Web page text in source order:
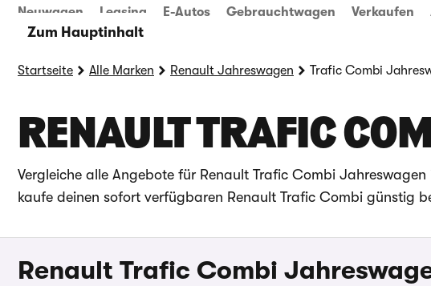
Zum Hauptinhalt
Neuwagen Leasing E-Autos Gebrauchtwagen Verkaufen
Startseite Alle Marken Renault Jahreswagen Trafic Combi
RENAULT TRAFIC
Vergleiche alle Angebote für Renault Trafic Combi
kaufe deinen sofort verfügbaren Renault Trafic Combi günstig
Renault Trafic Combi